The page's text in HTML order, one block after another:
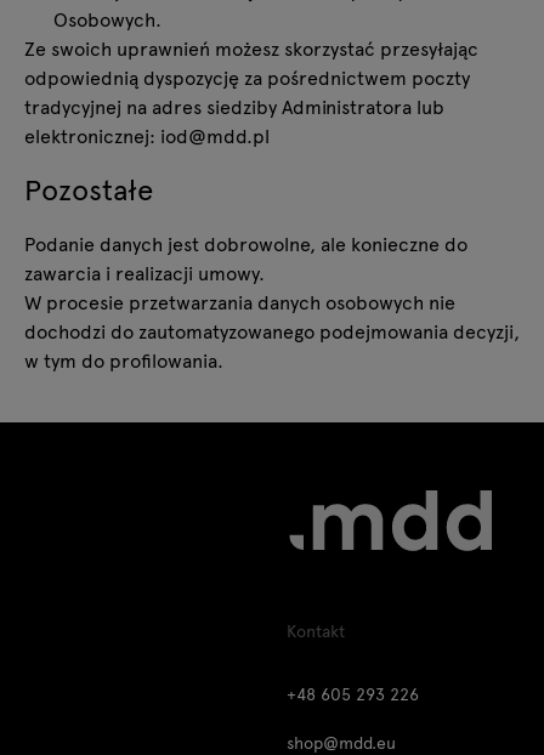
Osobowych.
Ze swoich uprawnień możesz skorzystać przesyłając
odpowiednią dyspozycję za pośrednictwem poczty
tradycyjnej na adres siedziby Administratora lub
elektronicznej: iod@mdd.pl
Pozostałe
Podanie danych jest dobrowolne, ale konieczne do
zawarcia i realizacji umowy.
W procesie przetwarzania danych osobowych nie
dochodzi do zautomatyzowanego podejmowania decyzji,
w tym do profilowania.
Kontakt
+48 605 293 226
shop@mdd.eu